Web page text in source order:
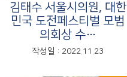
김태수 서울시의원, 대한
민국 도전페스티벌 모범
의회상 수…
작성일 : 2022.11.23